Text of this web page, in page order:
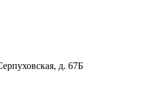
д. 67Б